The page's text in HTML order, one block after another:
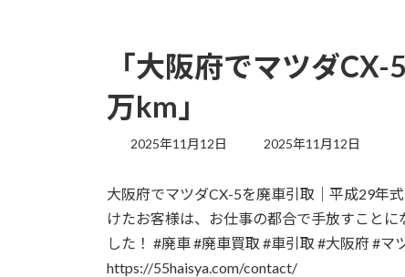
「大阪府でマツダ
万km」
2025年11月12日
最
新
日
:
2025年11月12日
大阪府でマツダCX-5を廃車引取｜平成29年
けたお客様は、お仕事の都合で手放すこと
した！ #廃車 #廃車買取 #車引取 #大阪府 #マ
https://55haisya.com/contact/